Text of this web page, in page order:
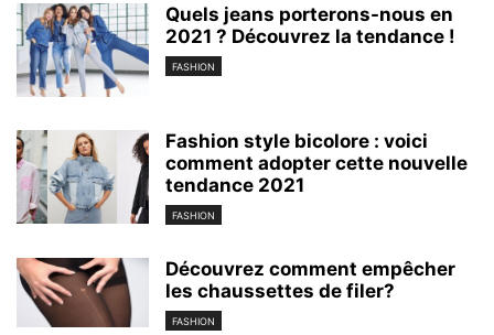
Quels jeans porterons-nous en
2021 ? Découvrez la tendance !
FASHION
Fashion style bicolore : voici
comment adopter cette nouvelle
tendance 2021
FASHION
Découvrez comment empêcher
les chaussettes de filer?
FASHION